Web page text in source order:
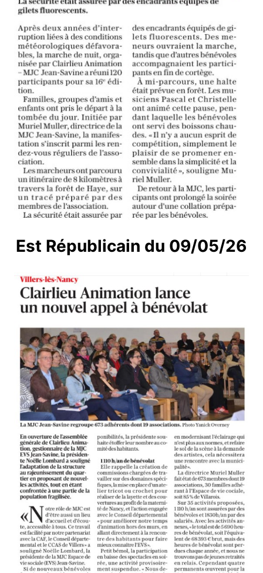
Est Républicain du 09/05/26